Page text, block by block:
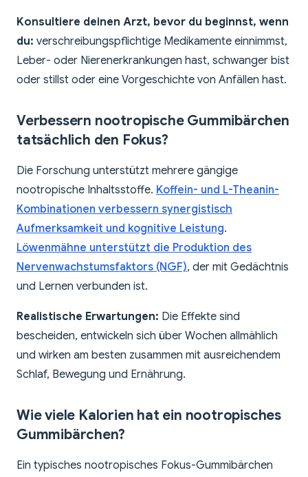
Konsultiere deinen Arzt, bevor du beginnst, wenn
du: verschreibungspflichtige Medikamente einnimmst,
Leber- oder Nierenerkrankungen hast, schwanger bist
oder stillst oder eine Vorgeschichte von Anfällen hast.
Verbessern nootropische Gummibärchen
tatsächlich den Fokus?
Die Forschung unterstützt mehrere gängige
nootropische Inhaltsstoffe. Koffein- und L-Theanin-
Kombinationen verbessern synergistisch
Aufmerksamkeit und kognitive Leistung.
Löwenmähne unterstützt die Produktion des
Nervenwachstumsfaktors (NGF), der mit Gedächtnis
und Lernen verbunden ist.
Realistische Erwartungen: Die Effekte sind
bescheiden, entwickeln sich über Wochen allmählich
und wirken am besten zusammen mit ausreichendem
Schlaf, Bewegung und Ernährung.
Wie viele Kalorien hat ein nootropisches
Gummibärchen?
Ein typisches nootropisches Fokus-Gummibärchen